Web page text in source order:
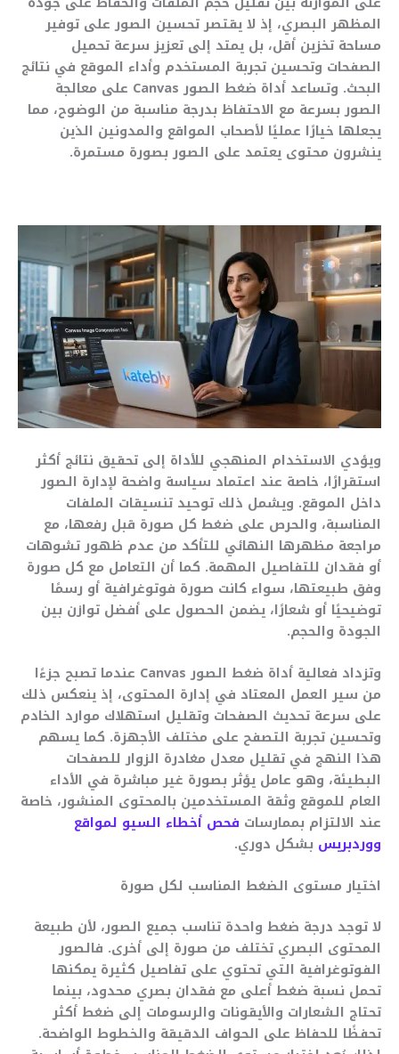
المظهر البصري، إذ لا يقتصر تحسين الصور على توفير
مساحة تخزين أقل، بل يمتد إلى تعزيز سرعة تحميل
الصفحات وتحسين تجربة المستخدم وأداء الموقع في نتائج
البحث. وتساعد أداة ضغط الصور Canvas على معالجة
الصور بسرعة مع الاحتفاظ بدرجة مناسبة من الوضوح، مما
يجعلها خيارًا عمليًا لأصحاب المواقع والمدونين الذين
ينشرون محتوى يعتمد على الصور بصورة مستمرة.
ويؤدي الاستخدام المنهجي للأداة إلى تحقيق نتائج أكثر
استقرارًا، خاصة عند اعتماد سياسة واضحة لإدارة الصور
داخل الموقع. ويشمل ذلك توحيد تنسيقات الملفات
المناسبة، والحرص على ضغط كل صورة قبل رفعها، مع
مراجعة مظهرها النهائي للتأكد من عدم ظهور تشوهات
أو فقدان للتفاصيل المهمة. كما أن التعامل مع كل صورة
وفق طبيعتها، سواء كانت صورة فوتوغرافية أو رسمًا
توضيحيًا أو شعارًا، يضمن الحصول على أفضل توازن بين
الجودة والحجم.
وتزداد فعالية أداة ضغط الصور Canvas عندما تصبح جزءًا
من سير العمل المعتاد في إدارة المحتوى، إذ ينعكس ذلك
على سرعة تحديث الصفحات وتقليل استهلاك موارد الخادم
وتحسين تجربة التصفح على مختلف الأجهزة. كما يسهم
هذا النهج في تقليل معدل مغادرة الزوار للصفحات
البطيئة، وهو عامل يؤثر بصورة غير مباشرة في الأداء
العام للموقع وثقة المستخدمين بالمحتوى المنشور، خاصة
عند الالتزام بممارسات فحص أخطاء السيو لمواقع
ووردبريس بشكل دوري.
اختيار مستوى الضغط المناسب لكل صورة
لا توجد درجة ضغط واحدة تناسب جميع الصور، لأن طبيعة
المحتوى البصري تختلف من صورة إلى أخرى. فالصور
الفوتوغرافية التي تحتوي على تفاصيل كثيرة يمكنها
تحمل نسبة ضغط أعلى مع فقدان بصري محدود، بينما
تحتاج الشعارات والأيقونات والرسومات إلى ضغط أكثر
تحفظًا للحفاظ على الحواف الدقيقة والخطوط الواضحة.